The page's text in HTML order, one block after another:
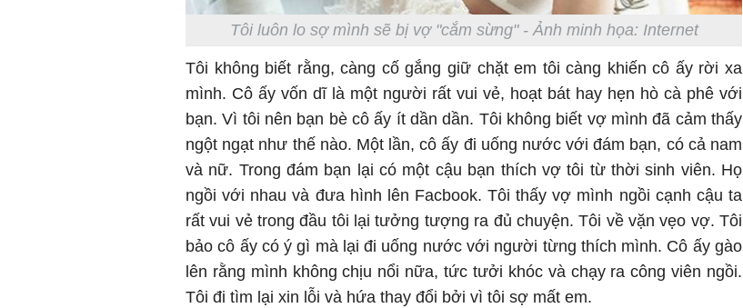
Tôi luôn lo sợ mình sẽ bị vợ "cắm sừng" - Ảnh minh họa: Internet
Tôi không biết rằng, càng cố gắng giữ chặt em tôi càng khiến cô ấy rời xa
mình. Cô ấy vốn dĩ là một người rất vui vẻ, hoạt bát hay hẹn hò cà phê với
bạn. Vì tôi nên bạn bè cô ấy ít dần dần. Tôi không biết vợ mình đã cảm thấy
ngột ngạt như thế nào. Một lần, cô ấy đi uống nước với đám bạn, có cả nam
và nữ. Trong đám bạn lại có một cậu bạn thích vợ tôi từ thời sinh viên. Họ
ngồi với nhau và đưa hình lên Facbook. Tôi thấy vợ mình ngồi cạnh cậu ta
rất vui vẻ trong đầu tôi lại tưởng tượng ra đủ chuyện. Tôi về vặn vẹo vợ. Tôi
bảo cô ấy có ý gì mà lại đi uống nước với người từng thích mình. Cô ấy gào
lên rằng mình không chịu nổi nữa, tức tưởi khóc và chạy ra công viên ngồi.
Tôi đi tìm lại xin lỗi và hứa thay đổi bởi vì tôi sợ mất em.